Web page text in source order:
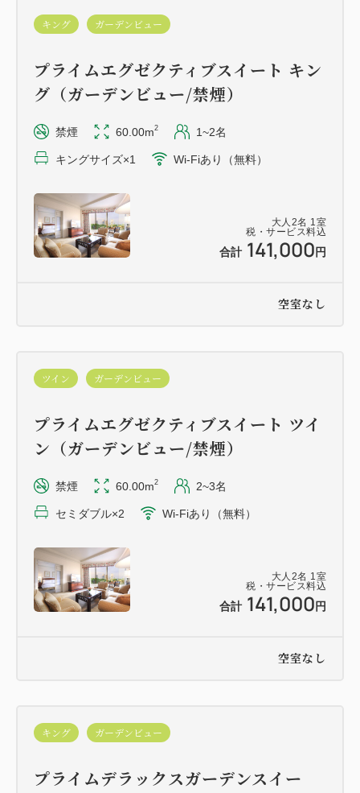
≪スパ施設ご利用のご案内≫
00～22：00（最終受付21：30)
・チェックインからチェックアウトのお時間まで上記
・4歳未満のお子様はご利用いただけません。
・4歳～12歳のお子様は8：00～18：00のご利用の
・2026/9/7-9/11はメンテナンスの為プール・ジェッ
トバス・屋外ジェットバス・プール施設内サウナがご
利用いただけません。
・フィットネスジムは24時間ご利用可能です。
・中学生以上：大人扱い
・小学生以下：無料（添い寝扱い）
年齢にかかわらず「小学生・幼児 (布団・食事不
要)」に人数をご入力の上ご予約ください。
※添い寝のお客様（4～12歳）がエグゼクティブラウ
ンジをご利用される場合は、追加料金1泊1名様あた
り3,000円（消費税・サービス料込）頂戴いたしま
※18:30以降は12歳以下の方のエグゼクティブラウン
※小学生以下のお子様でご希望のお客様には、エキス
トラベッド（12,650円）もしくはベビーベッド（無
数に限りがございますので、必ず事前にお問い合わ
大人 2名 1 室
税・サービス料込
合計 141,000 円
キング ガーデンビュー
プライムエグゼクティブスイート キン
グ（ガーデンビュー/禁煙）
禁煙 60.00m2 1~2名
キングサイズ×1 Wi-Fiあり（無料）
空室なし
大人 2名 1 室
税・サービス料込
合計 141,000 円
ツイン ガーデンビュー
プライムエグゼクティブスイート ツイ
ン（ガーデンビュー/禁煙）
禁煙 60.00m2 2~3名
セミダブル×2 Wi-Fiあり（無料）
空室なし
キング ガーデンビュー
プライムデラックスガーデンスイー